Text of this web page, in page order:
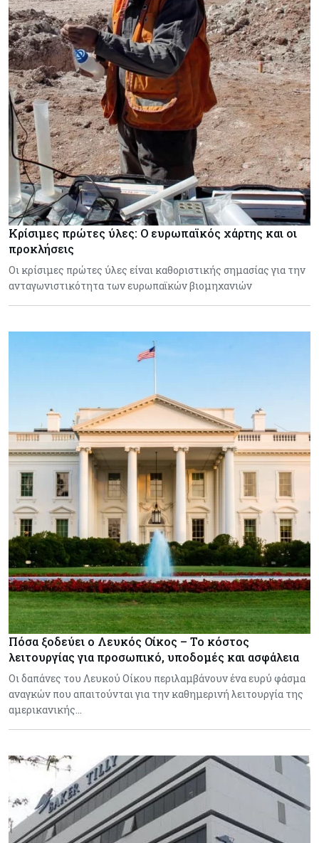
Κρίσιμες πρώτες ύλες: Ο ευρωπαϊκός χάρτης και οι
προκλήσεις
Οι κρίσιμες πρώτες ύλες είναι καθοριστικής σημασίας για την
ανταγωνιστικότητα των ευρωπαϊκών βιομηχανιών
Πόσα ξοδεύει ο Λευκός Οίκος – Το κόστος
λειτουργίας για προσωπικό, υποδομές και ασφάλεια
Οι δαπάνες του Λευκού Οίκου περιλαμβάνουν ένα ευρύ φάσμα
αναγκών που απαιτούνται για την καθημερινή λειτουργία της
αμερικανικής…